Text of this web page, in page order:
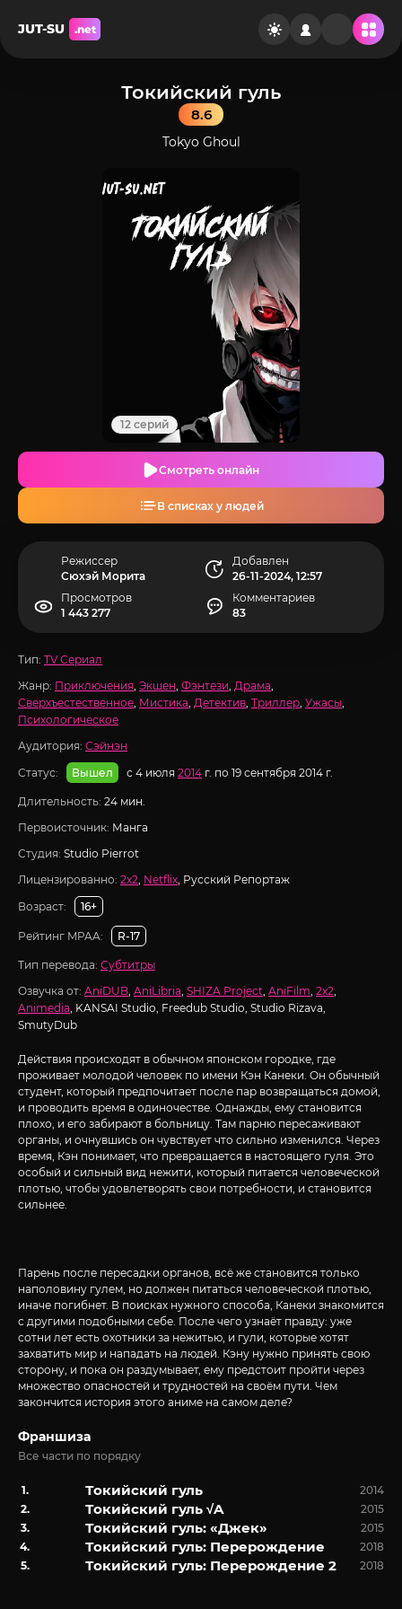
JUT-SU .net
Токийский гуль
8.6
Tokyo Ghoul
12 серий
Смотреть онлайн
В списках у людей
Режиссер
Сюхэй Морита
Добавлен
26-11-2024, 12:57
Просмотров
1 443 277
Комментариев
83
Тип: TV Сериал
Жанр: Приключения, Экшен, Фэнтези, Драма,
Сверхъестественное, Мистика, Детектив, Триллер, Ужасы,
Психологическое
Аудитория: Сэйнэн
Статус:
Вышел с 4 июля 2014 г. по 19 сентября 2014 г.
Длительность: 24 мин.
Первоисточник: Манга
Студия: Studio Pierrot
Лицензированно: 2x2, Netflix, Русский Репортаж
Возраст:
16+
Рейтинг MPAA: R-17
Тип перевода: Субтитры
Озвучка от: AniDUB, AniLibria, SHIZA Project, AniFilm, 2x2,
Animedia, KANSAI Studio, Freedub Studio, Studio Rizava,
SmutyDub
Действия происходят в обычном японском городке, где
проживает молодой человек по имени Кэн Канеки. Он обычный
студент, который предпочитает после пар возвращаться домой,
и проводить время в одиночестве. Однажды, ему становится
плохо, и его забирают в больницу. Там парню пересаживают
органы, и очнувшись он чувствует что сильно изменился. Через
время, Кэн понимает, что превращается в настоящего гуля. Это
особый и сильный вид нежити, который питается человеческой
плотью, чтобы удовлетворять свои потребности, и становится
сильнее.
Парень после пересадки органов, всё же становится только
наполовину гулем, но должен питаться человеческой плотью,
иначе погибнет. В поисках нужного способа, Канеки знакомится
с другими подобными себе. После чего узнаёт правду: уже
сотни лет есть охотники за нежитью, и гули, которые хотят
захватить мир и нападать на людей. Кэну нужно принять свою
сторону, и пока он раздумывает, ему предстоит пройти через
множество опасностей и трудностей на своём пути. Чем
закончится история этого аниме на самом деле?
Франшиза
Все части по порядку
Токийский гуль 2014
Токийский гуль √A 2015
Токийский гуль: «Джек» 2015
Токийский гуль: Перерождение 2018
Токийский гуль: Перерождение 2 2018